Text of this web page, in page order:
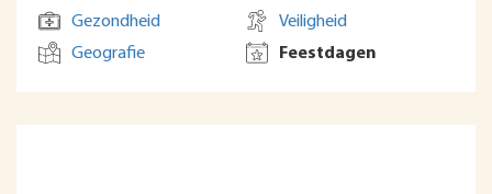
Gezondheid
Geografie
Veiligheid
Feestdagen